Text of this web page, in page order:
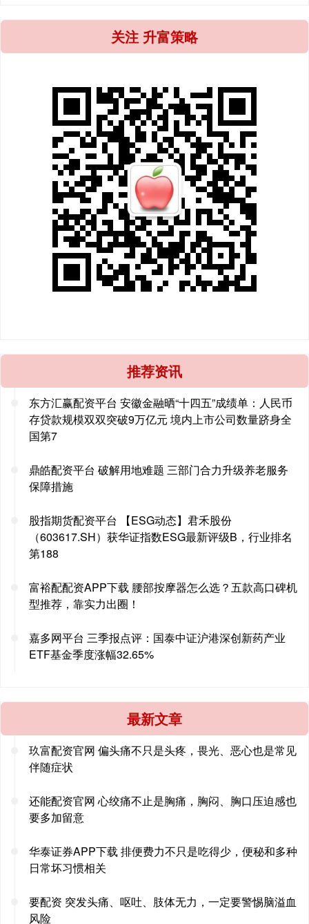
关注 升富策略
推荐资讯
东方汇赢配资平台 安徽金融晒“十四五”成绩单：人民币
存贷款规模双双突破9万亿元 境内上市公司数量跻身全
国第7
鼎皓配资平台 破解用地难题 三部门合力升级养老服务
保障措施
股指期货配资平台 【ESG动态】君禾股份
（603617.SH）获华证指数ESG最新评级B，行业排名
第188
富裕配配资APP下载 腰部按摩器怎么选？五款高口碑机
型推荐，靠实力出圈！
嘉多网平台 三季报点评：国泰中证沪港深创新药产业
ETF基金季度涨幅32.65%
最新文章
玖富配资官网 偏头痛不只是头疼，畏光、恶心也是常见
伴随症状
还能配资官网 心绞痛不止是胸痛，胸闷、胸口压迫感也
要多加留意
华泰证券APP下载 排便费力不只是吃得少，便秘和多种
日常坏习惯相关
要配资 突发头痛、呕吐、肢体无力，一定要警惕脑溢血
风险